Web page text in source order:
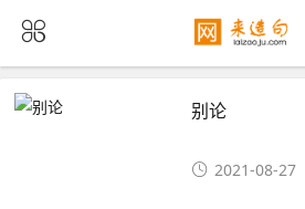
别论
2021-08-27